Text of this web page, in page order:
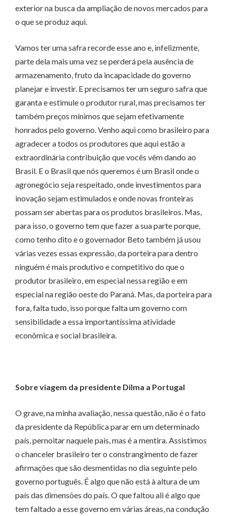
exterior na busca da ampliação de novos mercados para
o que se produz aqui.
Vamos ter uma safra recorde esse ano e, infelizmente,
parte dela mais uma vez se perderá pela ausência de
armazenamento, fruto da incapacidade do governo
planejar e investir. E precisamos ter um seguro safra que
garanta e estimule o produtor rural, mas precisamos ter
também preços mínimos que sejam efetivamente
honrados pelo governo. Venho aqui como brasileiro para
agradecer a todos os produtores que aqui estão a
extraordinária contribuição que vocês vêm dando ao
Brasil. E o Brasil que nós queremos é um Brasil onde o
agronegócio seja respeitado, onde investimentos para
inovação sejam estimulados e onde novas fronteiras
possam ser abertas para os produtos brasileiros. Mas,
para isso, o governo tem que fazer a sua parte porque,
como tenho dito e o governador Beto também já usou
várias vezes essas expressão, da porteira para dentro
ninguém é mais produtivo e competitivo do que o
produtor brasileiro, em especial nessa região e em
especial na região oeste do Paraná. Mas, da porteira para
fora, falta tudo, isso porque falta um governo com
sensibilidade a essa importantíssima atividade
econômica e social brasileira.
Sobre viagem da presidente Dilma a Portugal
O grave, na minha avaliação, nessa questão, não é o fato
da presidente da República parar em um determinado
país, pernoitar naquele país, mas é a mentira. Assistimos
o chanceler brasileiro ter o constrangimento de fazer
afirmações que são desmentidas no dia seguinte pelo
governo português. É algo que não está à altura de um
país das dimensões do país. O que faltou ali é algo que
tem faltado a esse governo em várias áreas, na condução